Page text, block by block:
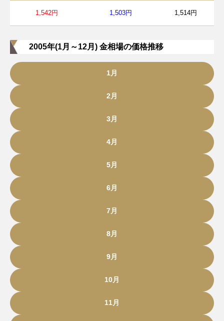
1,542円 1,503円 1,514円
2005年(1月～12月) 金相場の価格推移
1月
2月
3月
4月
5月
6月
7月
8月
9月
10月
11月